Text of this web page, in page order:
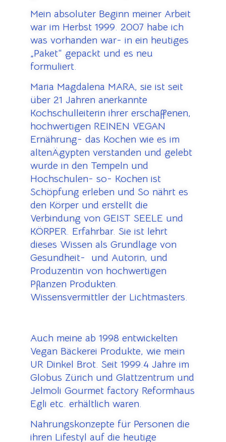
Mein absoluter Beginn meiner Arbeit
war im Herbst 1999. 2007 habe ich
was vorhanden war- in ein heutiges
„Paket“ gepackt und es neu
formuliert.
Maria Magdalena MARA, sie ist seit
über 21 Jahren anerkannte
Kochschulleiterin ihrer erschaffenen,
hochwertigen REINEN VEGAN
Ernährung- das Kochen wie es im
altenÄgypten verstanden und gelebt
wurde in den Tempeln und
Hochschulen- so- Kochen ist
Schöpfung erleben und So nährt es
den Körper und erstellt die
Verbindung von GEIST SEELE und
KÖRPER. Erfahrbar. Sie ist lehrt
dieses Wissen als Grundlage von
Gesundheit- und Autorin, und
Produzentin von hochwertigen
Pflanzen Produkten.
Wissensvermittler der Lichtmasters.
Auch meine ab 1998 entwickelten
Vegan Bäckerei Produkte, wie mein
UR Dinkel Brot. Seit 1999.4 Jahre im
Globus Zürich und Glattzentrum und
Jelmoli Gourmet factory Reformhaus
Egli etc. erhältlich waren.
Nahrungskonzepte für Personen die
ihren Lifestyl auf die heutige